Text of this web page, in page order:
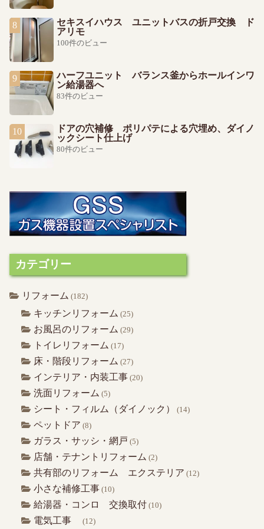
セキスイハウス ユニットバスの折戸交換 ド
アリモ
100件のビュー
ハーフユニット バランス釜からホールインワ
ン給湯器へ
83件のビュー
ドアの穴補修 ポリパテによる穴埋め、ダイノ
ックシート仕上げ
80件のビュー
カテゴリー
リフォーム (182)
キッチンリフォーム (25)
お風呂のリフォーム (29)
トイレリフォーム (17)
床・階段リフォーム (27)
インテリア・内装工事 (20)
洗面リフォーム (5)
シート・フィルム（ダイノック） (14)
ペットドア (8)
ガラス・サッシ・網戸 (5)
店舗・テナントリフォーム (2)
共有部のリフォーム エクステリア (12)
小さな補修工事 (10)
給湯器・コンロ 交換取付 (10)
電気工事 (12)